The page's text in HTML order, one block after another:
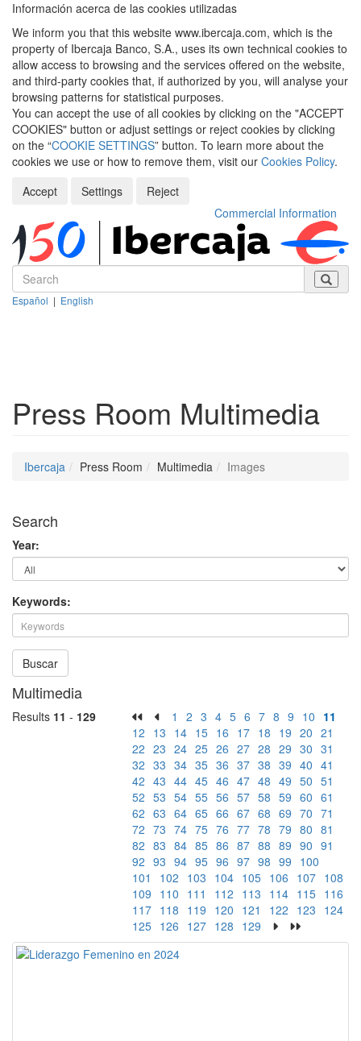
Información acerca de las cookies utilizadas
We inform you that this website www.ibercaja.com, which is the
property of Ibercaja Banco, S.A., uses its own technical cookies to
allow access to browsing and the services offered on the website,
and third-party cookies that, if authorized by you, will analyse your
browsing patterns for statistical purposes.
You can accept the use of all cookies by clicking on the "ACCEPT
COOKIES" button or adjust settings or reject cookies by clicking
on the “COOKIE SETTINGS” button. To learn more about the
cookies we use or how to remove them, visit our Cookies Policy.
Accept
Settings
Reject
Commercial Information
Español | English
Press Room Multimedia
Ibercaja Press Room Multimedia Images
Search
Year:
Keywords:
Buscar
Multimedia
Results 11 - 129 1 2 3 4 5 6 7 8 9 10 11
12 13 14 15 16 17 18 19 20 21
22 23 24 25 26 27 28 29 30 31
32 33 34 35 36 37 38 39 40 41
42 43 44 45 46 47 48 49 50 51
52 53 54 55 56 57 58 59 60 61
62 63 64 65 66 67 68 69 70 71
72 73 74 75 76 77 78 79 80 81
82 83 84 85 86 87 88 89 90 91
92 93 94 95 96 97 98 99 100
101
102 103 104 105 106 107 108
109 110 111 112 113 114 115 116
117 118 119 120 121 122 123 124
125 126 127 128 129